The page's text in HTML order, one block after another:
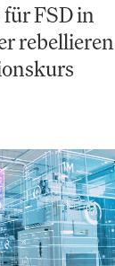
FSD in
rebellieren